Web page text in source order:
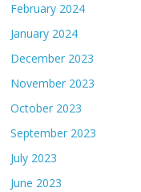
February 2024
January 2024
December 2023
November 2023
October 2023
September 2023
July 2023
June 2023